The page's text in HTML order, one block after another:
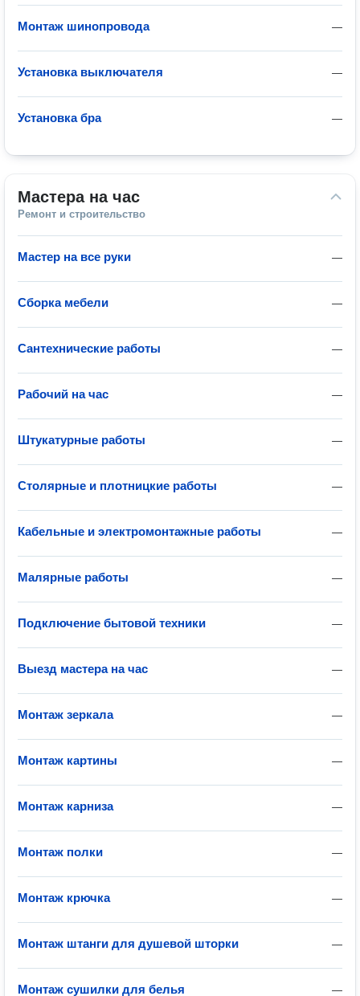
—
Монтаж шинопровода
—
Установка выключателя
—
Установка бра
Мастера на час
Ремонт и строительство
—
Мастер на все руки
—
Сборка мебели
—
Сантехнические работы
—
Рабочий на час
—
Штукатурные работы
—
Столярные и плотницкие работы
—
Кабельные и электромонтажные работы
—
Малярные работы
—
Подключение бытовой техники
—
Выезд мастера на час
—
Монтаж зеркала
—
Монтаж картины
—
Монтаж карниза
—
Монтаж полки
—
Монтаж крючка
—
Монтаж штанги для душевой шторки
—
Монтаж сушилки для белья